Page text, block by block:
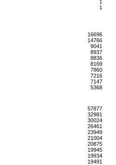
1
1
16696
14766
9041
8937
8836
8169
7860
7216
7147
5368
57877
32981
30024
26461
23949
21004
20875
19945
19934
19491